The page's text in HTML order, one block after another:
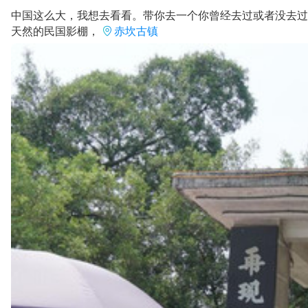
中国这么大，我想去看看。带你去一个你曾经去过或者没去
天然的民国影棚，
赤坎古镇